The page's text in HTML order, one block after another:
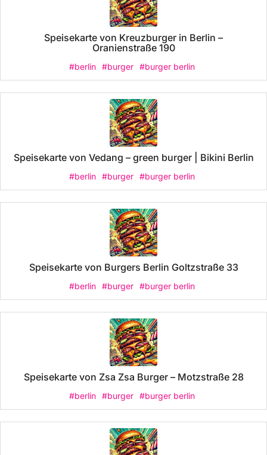
Speisekarte von Kreuzburger in Berlin –
Oranienstraße 190
#berlin #burger #burger berlin
Speisekarte von Vedang – green burger | Bikini Berlin
#berlin #burger #burger berlin
Speisekarte von Burgers Berlin Goltzstraße 33
#berlin #burger #burger berlin
Speisekarte von Zsa Zsa Burger – Motzstraße 28
#berlin #burger #burger berlin